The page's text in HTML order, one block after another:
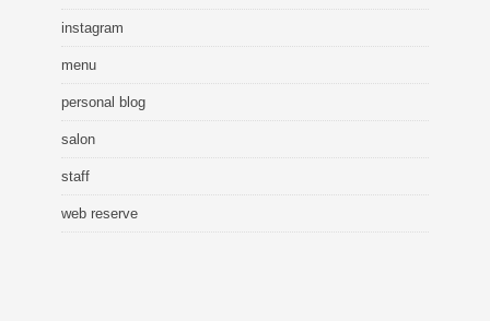
instagram
menu
personal blog
salon
staff
web reserve